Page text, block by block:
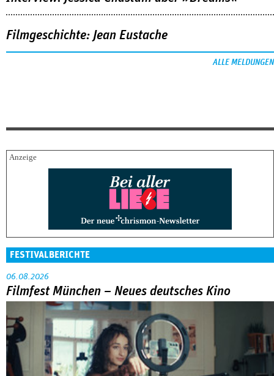
Filmgeschichte: Jean Eustache
ALLE MELDUNGEN
FESTIVALBERICHTE
06.08.2026
Filmfest München – Neues deutsches Kino